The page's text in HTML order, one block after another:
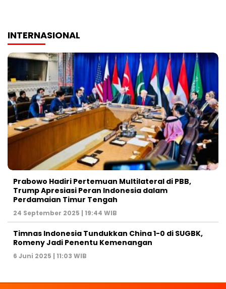
INTERNASIONAL
Prabowo Hadiri Pertemuan Multilateral di PBB,
Trump Apresiasi Peran Indonesia dalam
Perdamaian Timur Tengah
24 September 2025 | 19:44 WIB
Timnas Indonesia Tundukkan China 1-0 di SUGBK,
Romeny Jadi Penentu Kemenangan
6 Juni 2025 | 11:03 WIB